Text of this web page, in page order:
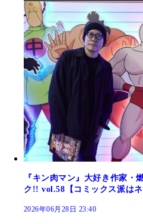
『キン肉マン』大好き作家・
ク!! vol.58【コミックス派はネ
2026年06月28日 23:40